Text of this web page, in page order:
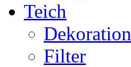
Teich
Dekoration
Filter